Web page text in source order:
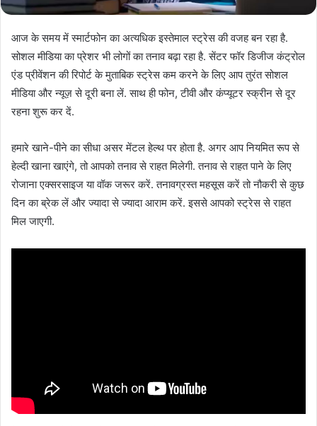
आज के समय में स्मार्टफोन का अत्यधिक इस्तेमाल स्ट्रेस की वजह बन रहा है.
सोशल मीडिया का प्रेशर भी लोगों का तनाव बढ़ा रहा है. सेंटर फॉर डिजीज कंट्रोल
एंड प्रीवेंशन की रिपोर्ट के मुताबिक स्ट्रेस कम करने के लिए आप तुरंत सोशल
मीडिया और न्यूज़ से दूरी बना लें. साथ ही फोन, टीवी और कंप्यूटर स्क्रीन से दूर
रहना शुरू कर दें.
हमारे खाने-पीने का सीधा असर मेंटल हेल्थ पर होता है. अगर आप नियमित रूप से
हेल्दी खाना खाएंगे, तो आपको तनाव से राहत मिलेगी. तनाव से राहत पाने के लिए
रोजाना एक्सरसाइज या वॉक जरूर करें. तनावग्रस्त महसूस करें तो नौकरी से कुछ
दिन का ब्रेक लें और ज्यादा से ज्यादा आराम करें. इससे आपको स्ट्रेस से राहत
मिल जाएगी.